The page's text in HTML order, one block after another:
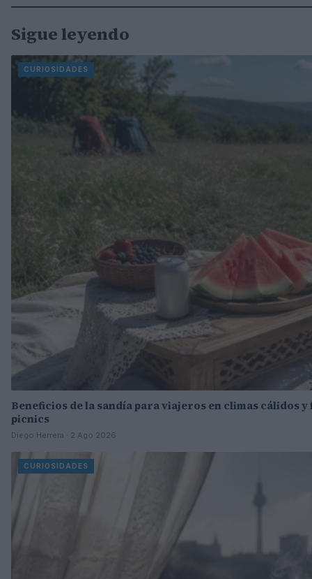
Sigue leyendo
CURIOSIDADES
Beneficios de la sandía para viajeros en climas cálidos
picnics
Diego Herrera · 2 Ago 2026
CURIOSIDADES